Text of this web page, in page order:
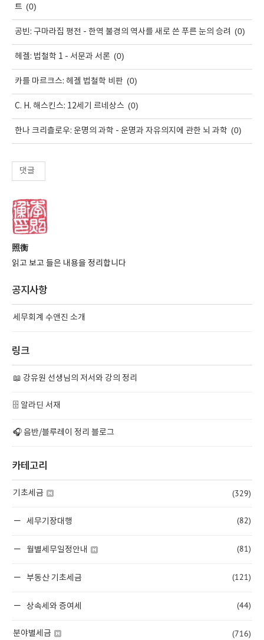
트 (0)
공빈: 구마라집 평전 - 한역 불경의 역사를 새로 쓴 푸른 눈의 승려 (0)
헤겔: 법철학 1 - 서문과 서론 (0)
카를 마르크스: 헤겔 법철학 비판 (0)
C. H. 해스킨스: 12세기 르네상스 (0)
한나 크리츨로우: 운명의 과학 - 운명과 자유의지에 관한 뇌 과학 (0)
댓글
照衡
읽고 보고 들은 내용을 정리합니다
공지사항
세무회계 수앤진 소개
링크
📖 강유원 선생님의 저서와 강의 정리
🗄️ 알라딘 서재
🎧 음반/블루레이 정리 블로그
카테고리
기초세금 (329)
세무기장대행 (82)
월별세무일정안내 (81)
부동산 기초세금 (121)
상속세와 증여세 (44)
분야별세금 (716)